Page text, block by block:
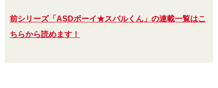
前シリーズ「ASDボーイ★スバルくん」の連載一覧はこ
ちらから読めます！